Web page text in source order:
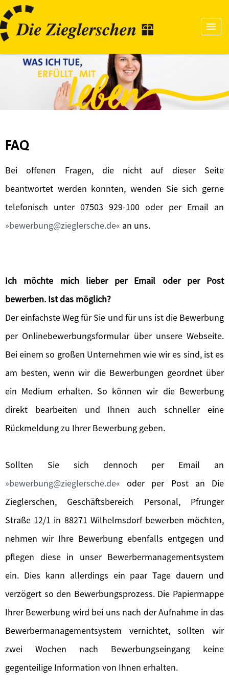
FAQ
Bei offenen Fragen, die nicht auf dieser Seite
beantwortet werden konnten, wenden Sie sich gerne
telefonisch unter 07503 929-100 oder per Email an
bewerbung@zieglersche.de an uns.
Ich möchte mich lieber per Email oder per Post
bewerben. Ist das möglich?
Der einfachste Weg für Sie und für uns ist die Bewerbung
per Onlinebewerbungsformular über unsere Webseite.
Bei einem so großen Unternehmen wie wir es sind, ist es
am besten, wenn wir die Bewerbungen geordnet über
ein Medium erhalten. So können wir die Bewerbung
direkt bearbeiten und Ihnen auch schneller eine
Rückmeldung zu Ihrer Bewerbung geben.
Sollten Sie sich dennoch per Email an
bewerbung@zieglersche.de
oder per Post an Die
Zieglerschen, Geschäftsbereich Personal, Pfrunger
Straße 12/1 in 88271 Wilhelmsdorf bewerben möchten,
nehmen wir Ihre Bewerbung ebenfalls entgegen und
pflegen diese in unser Bewerbermanagementsystem
ein. Dies kann allerdings ein paar Tage dauern und
verzögert so den Bewerbungsprozess. Die Papiermappe
Ihrer Bewerbung wird bei uns nach der Aufnahme in das
Bewerbermanagementsystem vernichtet, sollten wir
zwei Wochen nach Bewerbungseingang keine
gegenteilige Information von Ihnen erhalten.